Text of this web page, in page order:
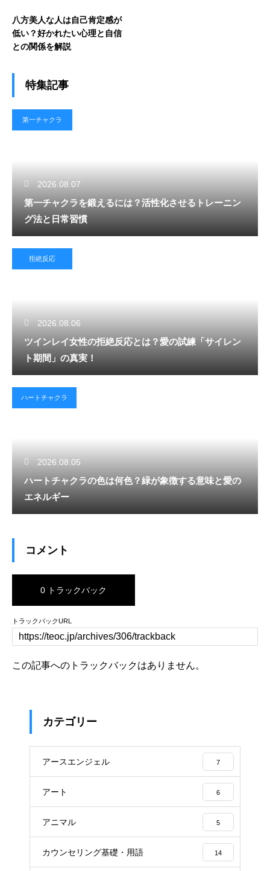
八方美人な人は自己肯定感が
低い？好かれたい心理と自信
との関係を解説
特集記事
第一チャクラ
2026.08.07
第一チャクラを鍛えるには？活性化させるトレーニン
グ法と日常習慣
拒絶反応
2026.08.06
ツインレイ女性の拒絶反応とは？愛の試練「サイレン
ト期間」の真実！
ハートチャクラ
2026.08.05
ハートチャクラの色は何色？緑が象徴する意味と愛の
エネルギー
コメント
0 トラックバック
トラックバックURL
この記事へのトラックバックはありません。
カテゴリー
アースエンジェル 7
アート 6
アニマル 5
カウンセリング基礎・用語 14